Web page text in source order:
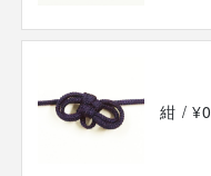
紺 / ¥0